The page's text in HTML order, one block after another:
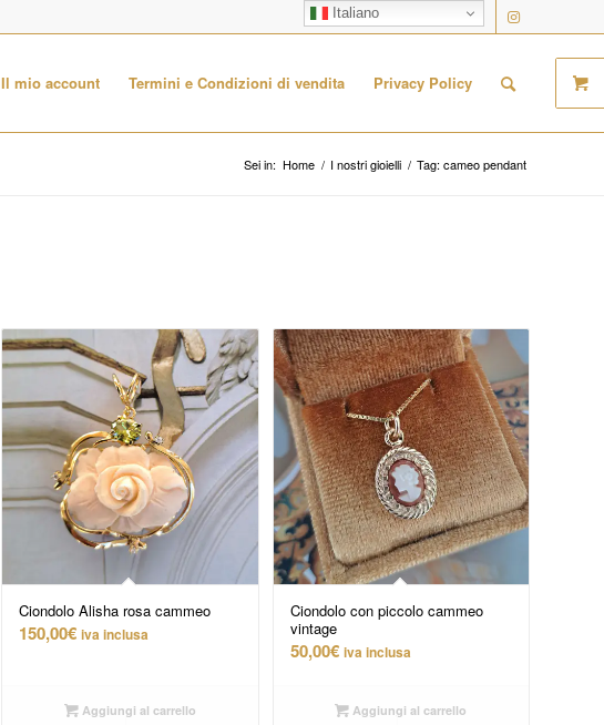
Il mio account Termini e Condizioni di vendita Privacy Policy
Sei in: Home / I nostri gioielli / Tag: cameo pendant
Ciondolo Alisha rosa cammeo
150,00€ iva inclusa
Aggiungi al carrello
Ciondolo con piccolo cammeo
vintage
50,00€ iva inclusa
Aggiungi al carrello
Italiano